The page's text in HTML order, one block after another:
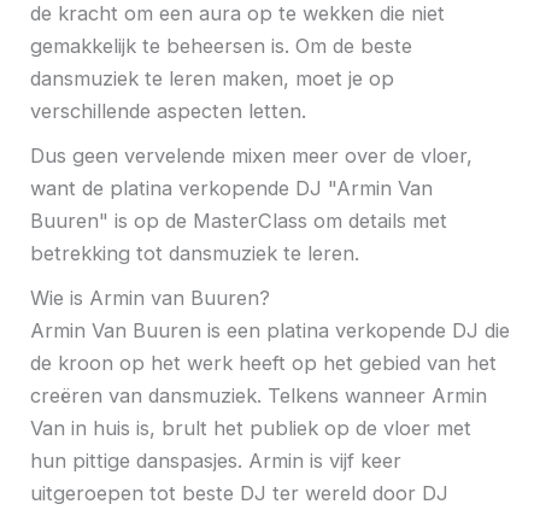
de kracht om een ​​aura op te wekken die niet
gemakkelijk te beheersen is. Om de beste
dansmuziek te leren maken, moet je op
verschillende aspecten letten.
Dus geen vervelende mixen meer over de vloer,
want de platina verkopende DJ "Armin Van
Buuren" is op de MasterClass om details met
betrekking tot dansmuziek te leren.
Wie is Armin van Buuren?
Armin Van Buuren is een platina verkopende DJ die
de kroon op het werk heeft op het gebied van het
creëren van dansmuziek. Telkens wanneer Armin
Van in huis is, brult het publiek op de vloer met
hun pittige danspasjes. Armin is vijf keer
uitgeroepen tot beste DJ ter wereld door DJ